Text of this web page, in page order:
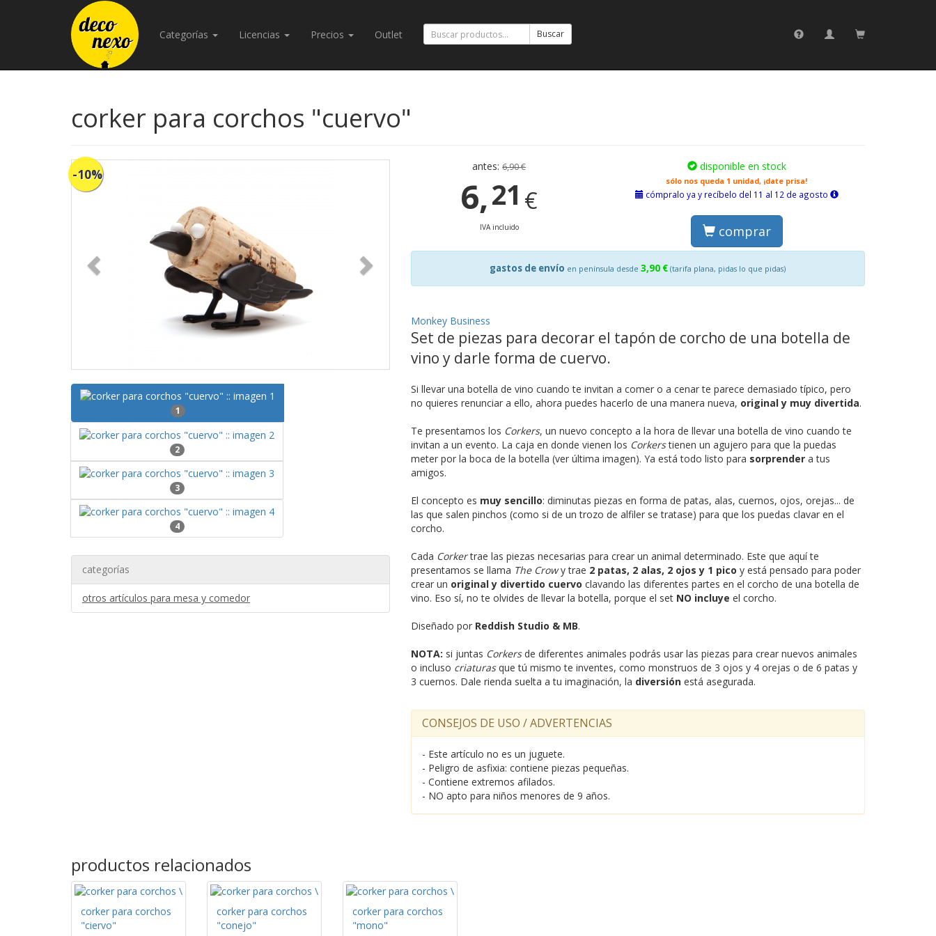
Categorías Licencias Precios Outlet Buscar
corker para corchos "cuervo"
-10%
1
2
3
4
categorías
otros artículos para mesa y comedor
antes:6,90 €
6,21 €
IVA incluido
disponible en stock
sólo nos queda 1 unidad, ¡date prisa!
cómpralo ya y recíbelo del 11 al 12 de agosto
comprar
gastos de envío en península desde 3,90 € (tarifa plana, pidas lo que pidas)
Monkey Business
Set de piezas para decorar el tapón de corcho de una botella de
vino y darle forma de cuervo.
Si llevar una botella de vino cuando te invitan a comer o a cenar te parece demasiado típico, pero
no quieres renunciar a ello, ahora puedes hacerlo de una manera nueva, original y muy divertida.
Te presentamos los Corkers, un nuevo concepto a la hora de llevar una botella de vino cuando te
invitan a un evento. La caja en donde vienen los Corkerstienen un agujero para que la puedas
meter por la boca de la botella (ver última imagen). Ya está todo listo para sorprendera tus
amigos.
El concepto es muy sencillo: diminutas piezas en forma de patas, alas, cuernos, ojos, orejas... de
las que salen pinchos (como si de un trozo de alfiler se tratase) para que los puedas clavar en el
corcho.
Cada Corkertrae las piezas necesarias para crear un animal determinado. Este que aquí te
presentamos se llama The Crowy trae 2 patas, 2 alas, 2 ojos y 1 pico y está pensado para poder
crear un original y divertido cuervo clavando las diferentes partes en el corcho de una botella de
vino. Eso sí, no te olvides de llevar la botella, porque el set NO incluye el corcho.
Diseñado por Reddish Studio & MB.
NOTA: si juntas Corkersde diferentes animales podrás usar las piezas para crear nuevos animales
o incluso criaturasque tú mismo te inventes, como monstruos de 3 ojos y 4 orejas o de 6 patas y
3 cuernos. Dale rienda suelta a tu imaginación, la diversiónestá asegurada.
CONSEJOS DE USO / ADVERTENCIAS
- Este artículo no es un juguete.
- Peligro de asfixia: contiene piezas pequeñas.
- Contiene extremos afilados.
- NO apto para niños menores de 9 años.
productos relacionados
corker para corchos
"ciervo"
corker para corchos
"conejo"
corker para corchos
"mono"